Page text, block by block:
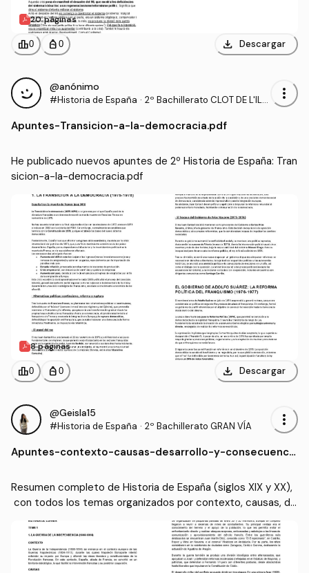
20 páginas
leaderboard0 personal_bag 0 download Descargar
@anónimo
#Historia de España · 2º Bachillerato CLOT DE L'ILL
more_vert
Apuntes-Transicion-a-la-democracia.pdf
He publicado nuevos apuntes de 2º Historia de España: Tran
sicion-a-la-democracia.pdf
8 páginas
leaderboard0 personal_bag 0 download Descargar
@Geisla15
#Historia de España · 2º Bachillerato GRAN VÍA more_vert
Apuntes-contexto-causas-desarrollo-y-consecuencia
Resumen completo de Historia de España (siglos XIX y XX),
con todos los temas organizados por contexto, causas, de
sarrollo y consecuencias, lo que facilita su comprensión y e
studio.
Son resúmenes elaborados por mí y revisados y corregidos
por mi profesor